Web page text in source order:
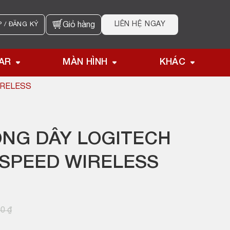
/ ĐĂNG KÝ Giỏ hàng LIÊN HỆ NGAY
MÀN HÌNH KHÁC
DÂY LOGITECH
WIRELESS
₫